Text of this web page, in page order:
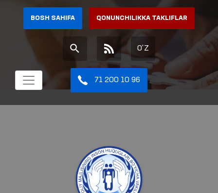
BOSH SAHIFA QONUNCHILIKKA TAKLIFLAR
O'Z
71 200 10 96